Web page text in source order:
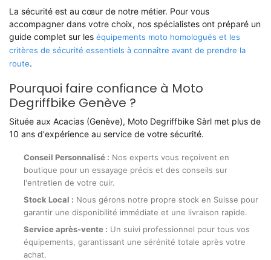
La sécurité est au cœur de notre métier. Pour vous
accompagner dans votre choix, nos spécialistes ont préparé un
guide complet sur les équipements moto homologués et les
critères de sécurité essentiels à connaître avant de prendre la
route.
Pourquoi faire confiance à Moto
Degriffbike Genève ?
Située aux Acacias (Genève), Moto Degriffbike Sàrl met plus de
10 ans d'expérience au service de votre sécurité.
Conseil Personnalisé : Nos experts vous reçoivent en
boutique pour un essayage précis et des conseils sur
l'entretien de votre cuir.
Stock Local : Nous gérons notre propre stock en Suisse pour
garantir une disponibilité immédiate et une livraison rapide.
Service après-vente : Un suivi professionnel pour tous vos
équipements, garantissant une sérénité totale après votre
achat.